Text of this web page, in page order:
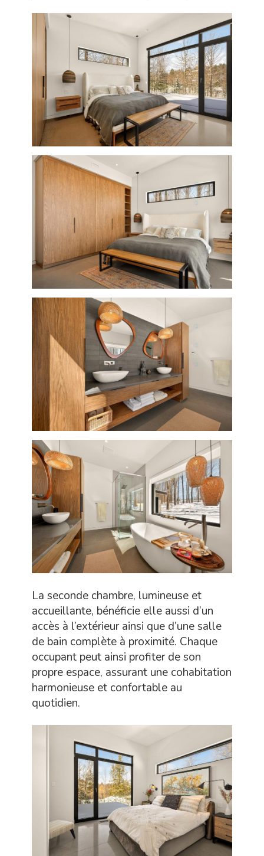
La seconde chambre, lumineuse et
accueillante, bénéficie elle aussi d’un
accès à l’extérieur ainsi que d’une salle
de bain complète à proximité. Chaque
occupant peut ainsi profiter de son
propre espace, assurant une cohabitation
harmonieuse et confortable au
quotidien.